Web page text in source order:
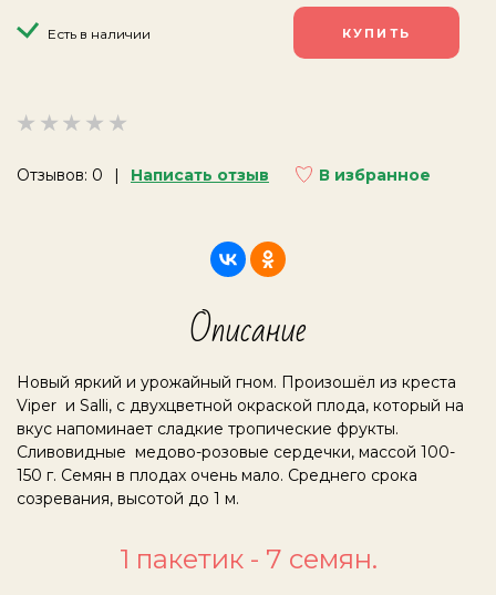
Отзывов: 0 Написать отзыв В избранное
Есть в наличии
Описание
Новый яркий и урожайный гном. Произошёл из креста
Viper и Salli, с двухцветной окраской плода, который на
вкус напоминает сладкие тропические фрукты.
Сливовидные медово-розовые сердечки, массой 100-
150 г. Семян в плодах очень мало. Среднего срока
созревания, высотой до 1 м.
1 пакетик - 7 семян.